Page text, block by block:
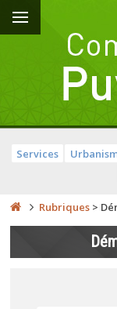
Services
Rubriques >